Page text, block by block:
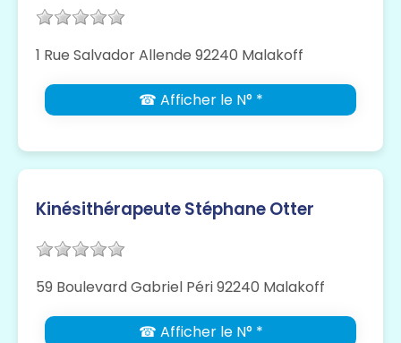
1 Rue Salvador Allende 92240 Malakoff
☎ Afficher le N° *
Kinésithérapeute Stéphane Otter
59 Boulevard Gabriel Péri 92240 Malakoff
☎ Afficher le N° *